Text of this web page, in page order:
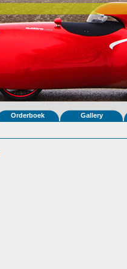
Orderboek Gallery